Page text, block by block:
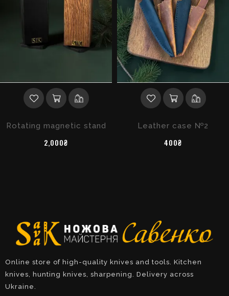
Rotating magnetic stand
2,000₴
Leather case №2
400₴
Online store of high-quality knives and tools. Kitchen
knives, hunting knives, sharpening. Delivery across
Ukraine.